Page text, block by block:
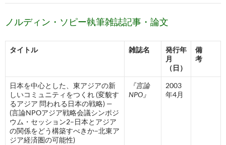
ノルディン・ソピー執筆雑誌記事・論文
タイトル 雑誌名
発行年
月
（日）
備
考
日本を中心とした、東アジアの新
しいコミュニティをつくれ (変貌す
るアジア 問われる日本の戦略) —
(言論NPOアジア戦略会議シンポジ
ウム・セッション2–日本とアジア
の関係をどう構築すべきか–北東ア
ジア経済圏の可能性)
『言論
NPO』
2003
年4月